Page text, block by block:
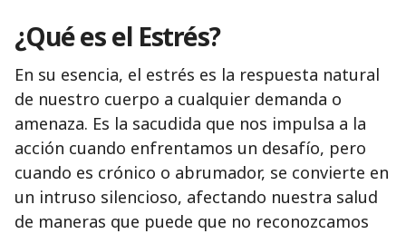
¿Qué es el Estrés?
En su esencia, el estrés es la respuesta natural
de nuestro cuerpo a cualquier demanda o
amenaza. Es la sacudida que nos impulsa a la
acción cuando enfrentamos un desafío, pero
cuando es crónico o abrumador, se convierte en
un intruso silencioso, afectando nuestra salud
de maneras que puede que no reconozcamos